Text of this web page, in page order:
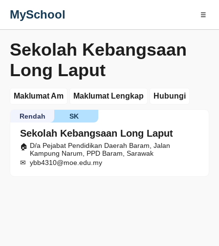
MySchool ☰
Sekolah Kebangsaan
Long Laput
Maklumat Am Maklumat Lengkap Hubungi
Sekolah Kebangsaan Long Laput
SK
Rendah
D/a Pejabat Pendidikan Daerah Baram, Jalan
Kampung Narum, PPD Baram, Sarawak
ybb4310@moe.edu.my